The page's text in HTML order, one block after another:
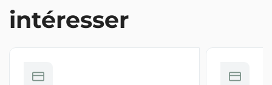
intéresser